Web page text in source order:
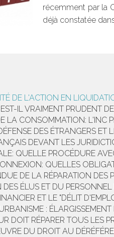
récemment par la
déjà constatée
DE L'ACTION EN
IL VRAIMENT PRUDENT
LA CONSOMMATION: L'INC
DES ÉTRANGERS
DEVANT LES
QUELLE PROCÉDURE
QUELLES
DE LA RÉPARATION
ÉLUS ET DU
ET LE "DÉLIT
:
DOIT RÉPARER TOUS LES
DU DROIT AU